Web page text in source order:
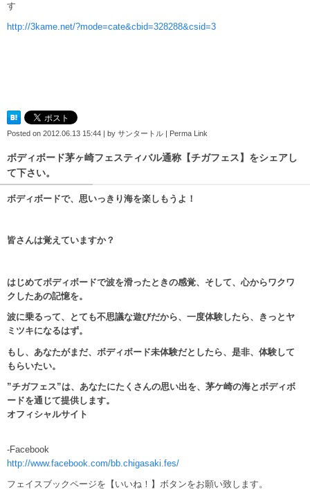
す
http://3kame.net/?mode=cate&cbid=328288&csid=3
Posted on 2012.06.13 15:44 | by サンタートル | Perma Link
ボディボード茅ヶ崎フェスティバル通称【チガフェス】をシェアし
て下さい。
ボディボードで、思いっきり海を楽しもうよ！
皆さんは覚えていますか？
はじめてボディボードで波を滑ったときの感覚、 そして、心からワクワ
クしたあの記憶を。
波に乗るって、とても不思議な遊びだから、一度体験したら、きっとヤ
ミツキになるはず。
もし、あなたがまだ、ボディボード未体験だとしたら、是非、体験して
もらいたい。
”チガフェス”は、あなたにたくさんの思い出を、茅ケ崎の海とボディボ
ードを通じて提供します。
オフィシャルサイト
-Facebook
http://www.facebook.com/bb.chigasaki.fes/
フェイスブックページを【いいね！】ボタンをお願い致します。